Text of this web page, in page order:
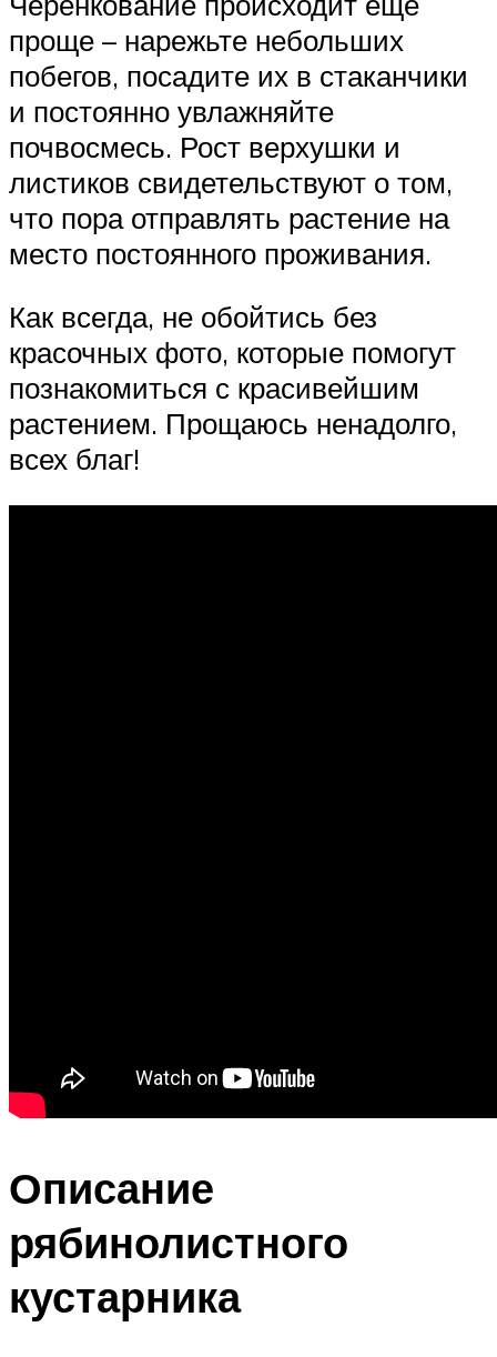
проще – нарежьте небольших
побегов, посадите их в стаканчики
и постоянно увлажняйте
почвосмесь. Рост верхушки и
листиков свидетельствуют о том,
что пора отправлять растение на
место постоянного проживания.
Как всегда, не обойтись без
красочных фото, которые помогут
познакомиться с красивейшим
растением. Прощаюсь ненадолго,
всех благ!
Описание
рябинолистного
кустарника